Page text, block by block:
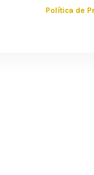
Política de